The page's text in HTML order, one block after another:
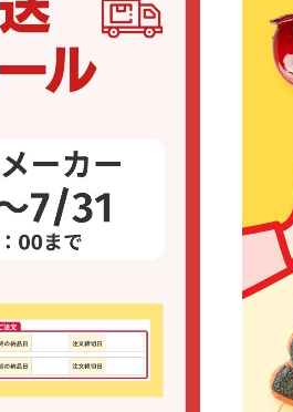
る商品をみる
SIM-SIZ-
法 -／-／２５ｍ